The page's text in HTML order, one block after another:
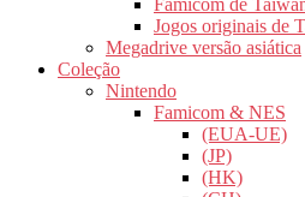
Famicom de
Jogos originais de
Megadrive versão asiática
Coleção
Nintendo
Famicom & NES
(EUA-UE)
(JP)
(HK)